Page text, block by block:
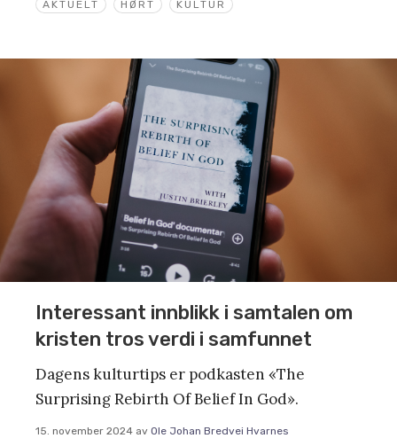
AKTUELT HØRT KULTUR
Interessant innblikk i samtalen om
kristen tros verdi i samfunnet
Dagens kulturtips er podkasten «The
Surprising Rebirth Of Belief In God».
15. november 2024 av Ole Johan Bredvei Hvarnes